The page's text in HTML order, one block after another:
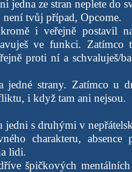
jedna ze stran neplete do
tvůj případ, Opcome.
i veřejně postavil
ve funkci. Zatímco
proti ní a schvaluješ/
jedné strany. Zatímco u
i když tam ani nejsou.
jedni s druhými v
charakteru, absence
lidi.
špičkových mentálních